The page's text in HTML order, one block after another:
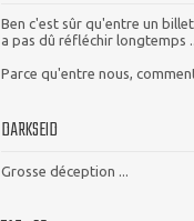
Ben c'est sûr qu'entre un
a pas dû réfléchir longtemps
Parce qu'entre nous,
DARKSEID
Grosse déception ...